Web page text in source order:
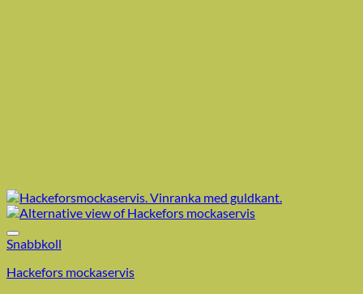
Snabbkoll
Hackefors mockaservis